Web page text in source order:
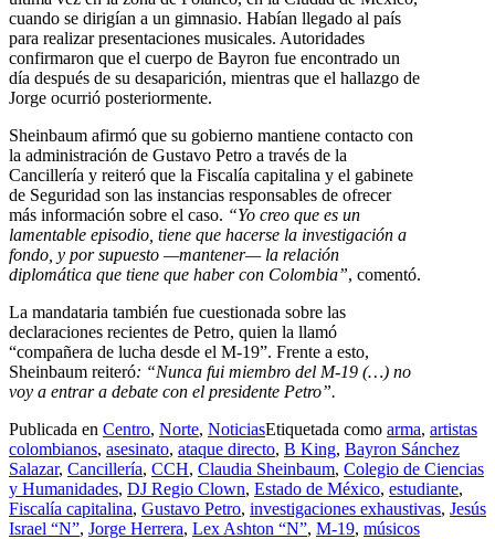
cuando se dirigían a un gimnasio. Habían llegado al país
para realizar presentaciones musicales. Autoridades
confirmaron que el cuerpo de Bayron fue encontrado un
día después de su desaparición, mientras que el hallazgo de
Jorge ocurrió posteriormente.
Sheinbaum afirmó que su gobierno mantiene contacto con
la administración de Gustavo Petro a través de la
Cancillería y reiteró que la Fiscalía capitalina y el gabinete
de Seguridad son las instancias responsables de ofrecer
más información sobre el caso. “Yo creo que es un
lamentable episodio, tiene que hacerse la investigación a
fondo, y por supuesto —mantener— la relación
diplomática que tiene que haber con Colombia”, comentó.
La mandataria también fue cuestionada sobre las
declaraciones recientes de Petro, quien la llamó
“compañera de lucha desde el M-19”. Frente a esto,
Sheinbaum reiteró: “Nunca fui miembro del M-19 (…) no
voy a entrar a debate con el presidente Petro”.
Publicada en Centro, Norte, NoticiasEtiquetada como arma, artistas
colombianos, asesinato, ataque directo, B King, Bayron Sánchez
Salazar, Cancillería, CCH, Claudia Sheinbaum, Colegio de Ciencias
y Humanidades, DJ Regio Clown, Estado de México, estudiante,
Fiscalía capitalina, Gustavo Petro, investigaciones exhaustivas, Jesús
Israel “N”, Jorge Herrera, Lex Ashton “N”, M-19, músicos